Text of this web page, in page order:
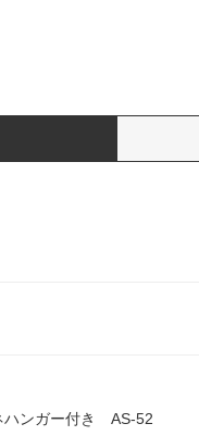
ハンガー付き AS-52